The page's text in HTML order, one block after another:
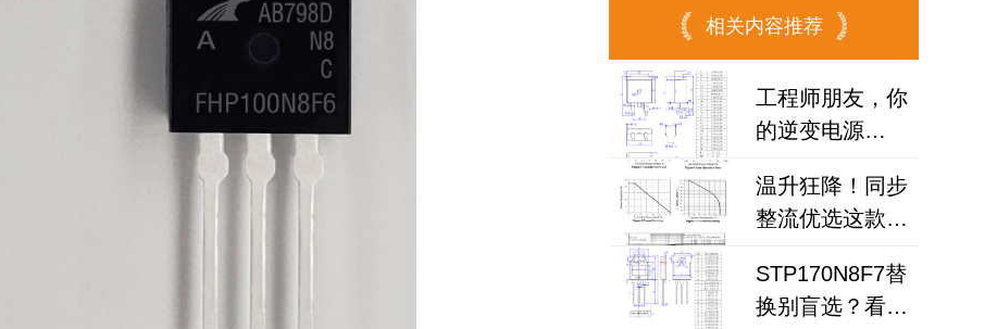
相关内容推荐
工程师朋友，你
的逆变电源
吗？试试国产
100N08B！
温升狂降！同步
整流优选这款场
管工厂
200N6F3A可替
STP170N8F7替
换别盲选？看懂